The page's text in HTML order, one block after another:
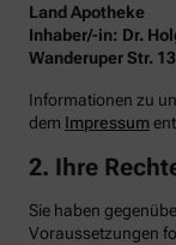
Land Apotheke
Inhaber/-in: Dr.
Wanderuper Str.
Informationen zu
dem Impressum
2. Ihre
Sie haben
Voraussetzungen